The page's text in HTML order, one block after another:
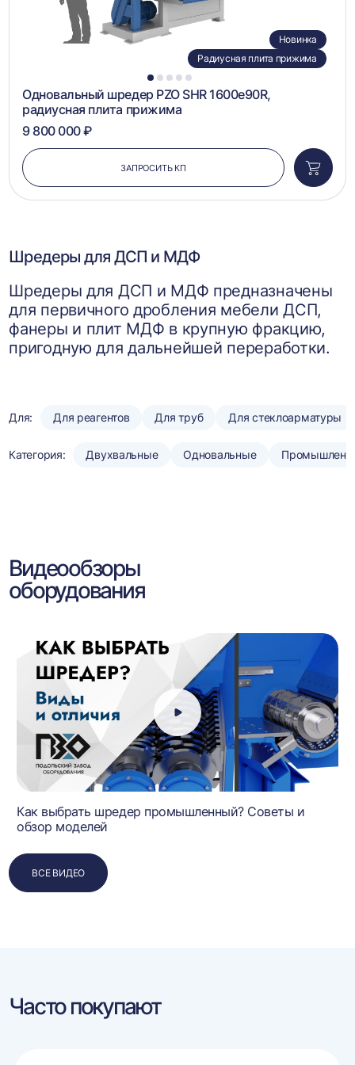
1 2 3 4 5
Новинка
Радиусная плита прижима
Одновальный шредер PZO SHR 1600e90R,
радиусная плита прижима
9 800 000 ₽
ЗАПРОСИТЬ КП
в
Шредеры для ДСП и МДФ
Шредеры для ДСП и МДФ предназначены
для первичного дробления мебели ДСП,
фанеры и плит МДФ в крупную фракцию,
пригодную для дальнейшей переработки.
Для: Для реагентов Для труб Для стеклоарматуры
Категория: Двухвальные Одновальные
Видеообзоры
оборудования
Как выбрать шредер промышленный? Советы и
обзор моделей
ВСЕ ВИДЕО
Часто покупают